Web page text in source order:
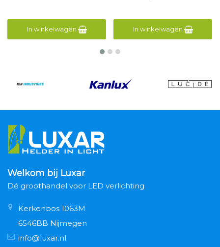
In winkelwagen In winkelwagen
Welkom bij Luxar
Dé groothandel voor LED verlichting
Kerkenbos 1063M
6546BB Nijmegen
info@luxar.nl